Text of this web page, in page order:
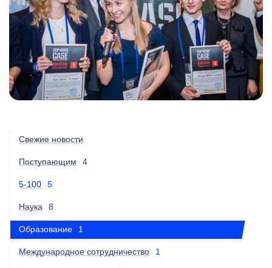
Свежие новости
Поступающим 4
5-100 5
Наука 8
Образование 1
Международное сотрудничество 1